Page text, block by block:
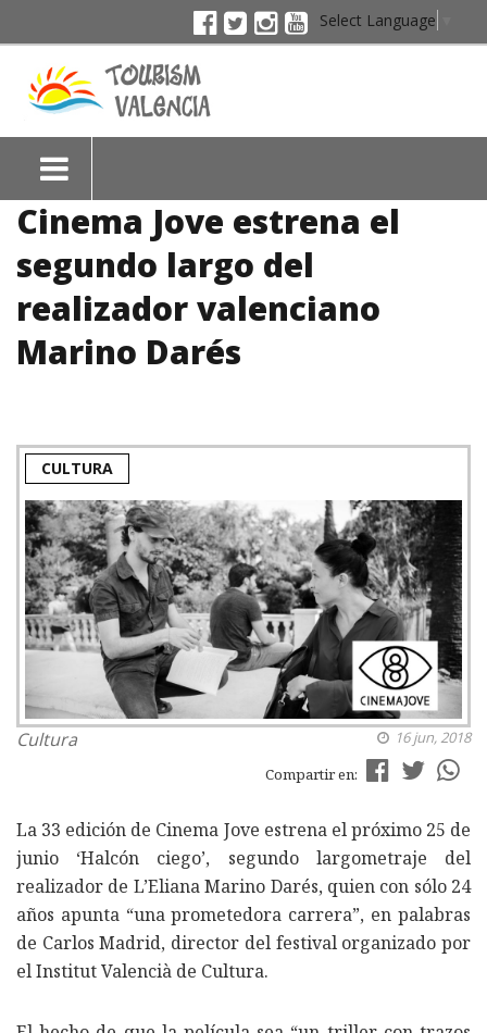
Select Language
Cinema Jove estrena el
segundo largo del
realizador valenciano
Marino Darés
CULTURA
Cultura
16 jun, 2018
Compartir en:
La 33 edición de Cinema Jove estrena el próximo 25 de
junio ‘Halcón ciego’, segundo largometraje del
realizador de L’Eliana Marino Darés, quien con sólo 24
años apunta “una prometedora carrera”, en palabras
de Carlos Madrid, director del festival organizado por
el Institut Valencià de Cultura.